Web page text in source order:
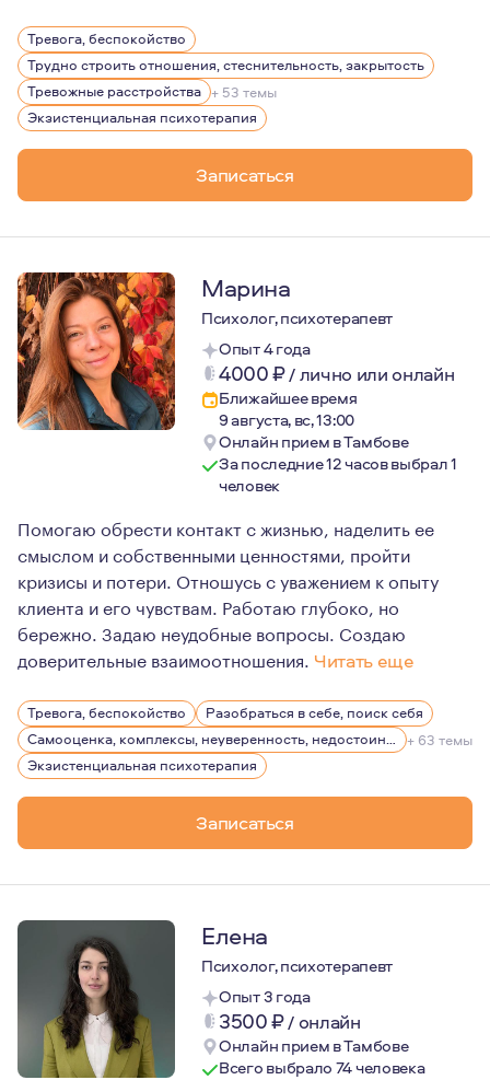
К работе психолога я пришла через понимание того,
В работе для меня важен глубокий контакт с
Я очень люблю читать и вижу в художественной
Тревога, беспокойство
Трудно строить отношения, стеснительность, закрытость
Тревожные расстройства + 53 темы
Экзистенциальная психотерапия
Записаться
Марина
Психолог, психотерапевт
Опыт 4 года
4000₽/лично или онлайн
Ближайшее время
9 августа, вс, 13:00
Онлайн прием в Тамбове
За последние 12 часов выбрал 1
человек
Помогаю обрести контакт с жизнью, наделить ее
смыслом и собственными ценностями, пройти
кризисы и потери. Отношусь с уважением к опыту
клиента и его чувствам. Работаю глубоко, но
бережно. Задаю неудобные вопросы. Создаю
доверительные взаимоотношения. Читать еще
Как человек с высокой витальностью, стараюсь
С трепетом и любовью отношусь к Природе: люблю
Достаточно большой период времени посвятила
Являюсь мамой чудесной девочки. "Любить, нельзя
Тревога, беспокойство
Разобраться в себе, поиск себя
Самооценка, комплексы, неуверенность, недостоин своей должности или положения в обществе
+ 63 темы
Экзистенциальная психотерапия
Записаться
Елена
Психолог, психотерапевт
Опыт 3 года
3500₽/ онлайн
Онлайн прием в Тамбове
Всего выбрало 74 человека